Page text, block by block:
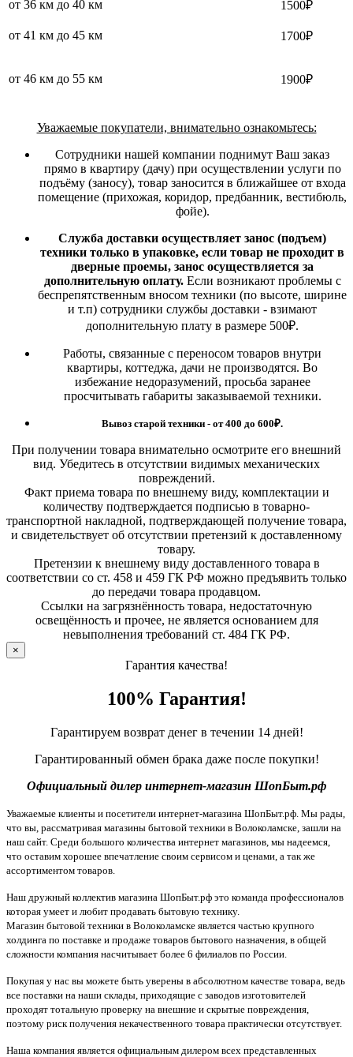
от 36 км до 40 км 1500₽
от 41 км до 45 км 1700₽
от 46 км до 55 км 1900₽
Уважаемые покупатели, внимательно ознакомьтесь:
Сотрудники нашей компании поднимут Ваш заказ
прямо в квартиру (дачу) при осуществлении услуги по
подъёму (заносу), товар заносится в ближайшее от входа
помещение (прихожая, коридор, предбанник, вестибюль,
фойе).
Служба доставки осуществляет занос (подъем)
техники только в упаковке, если товар не проходит в
дверные проемы, занос осуществляется за
дополнительную оплату. Если возникают проблемы с
беспрепятственным вносом техники (по высоте, ширине
и т.п) сотрудники службы доставки - взимают
дополнительную плату в размере 500₽.
Работы, связанные с переносом товаров внутри
квартиры, коттеджа, дачи не производятся. Во
избежание недоразумений, просьба заранее
просчитывать габариты заказываемой техники.
Вывоз старой техники - от 400 до 600₽.
При получении товара внимательно осмотрите его внешний
вид. Убедитесь в отсутствии видимых механических
повреждений.
Факт приема товара по внешнему виду, комплектации и
количеству подтверждается подписью в товарно-
транспортной накладной, подтверждающей получение товара,
и свидетельствует об отсутствии претензий к доставленному
товару.
Претензии к внешнему виду доставленного товара в
соответствии со ст. 458 и 459 ГК РФ можно предъявить только
до передачи товара продавцом.
Ссылки на загрязнённость товара, недостаточную
освещённость и прочее, не является основанием для
невыполнения требований ст. 484 ГК РФ.
×
Гарантия качества!
100% Гарантия!
Гарантируем возврат денег в течении 14 дней!
Гарантированный обмен брака даже после покупки!
Официальный дилер интернет-магазин ШопБыт.рф
Уважаемые клиенты и посетители интернет-магазина ШопБыт.рф. Мы рады,
что вы, рассматривая магазины бытовой техники в Волоколамске, зашли на
наш сайт. Среди большого количества интернет магазинов, мы надеемся,
что оставим хорошее впечатление своим сервисом и ценами, а так же
ассортиментом товаров.
Наш дружный коллектив магазина ШопБыт.рф это команда профессионалов
которая умеет и любит продавать бытовую технику.
Магазин бытовой техники в Волоколамске является частью крупного
холдинга по поставке и продаже товаров бытового назначения, в общей
сложности компания насчитывает более 6 филиалов по России.
Покупая у нас вы можете быть уверены в абсолютном качестве товара, ведь
все поставки на наши склады, приходящие с заводов изготовителей
проходят тотальную проверку на внешние и скрытые повреждения,
поэтому риск получения некачественного товара практически отсутствует.
Наша компания является официальным дилером всех представленных